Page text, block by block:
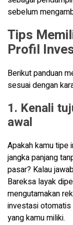
sebelum
Tips
Profil
Berikut panduan
sesuai dengan
1. Kenali
awal
Apakah kamu
jangka panjang
pasar? Kalau
Bareksa layak
mengutamakan
investasi otomatis
yang kamu miliki.